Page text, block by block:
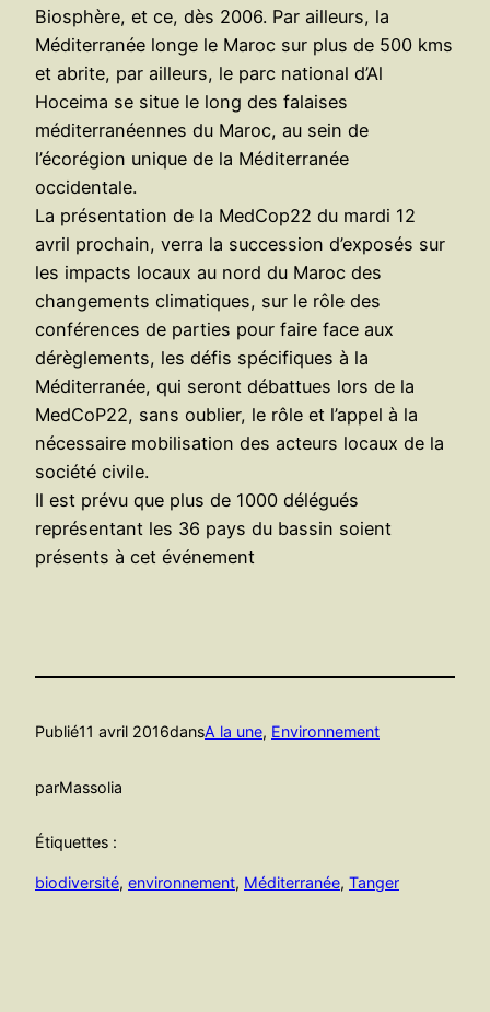
Biosphère, et ce, dès 2006. Par ailleurs, la
Méditerranée longe le Maroc sur plus de 500 kms
et abrite, par ailleurs, le parc national d’Al
Hoceima se situe le long des falaises
méditerranéennes du Maroc, au sein de
l’écorégion unique de la Méditerranée
occidentale.
La présentation de la MedCop22 du mardi 12
avril prochain, verra la succession d’exposés sur
les impacts locaux au nord du Maroc des
changements climatiques, sur le rôle des
conférences de parties pour faire face aux
dérèglements, les défis spécifiques à la
Méditerranée, qui seront débattues lors de la
MedCoP22, sans oublier, le rôle et l’appel à la
nécessaire mobilisation des acteurs locaux de la
société civile.
Il est prévu que plus de 1000 délégués
représentant les 36 pays du bassin soient
présents à cet événement
Publié11 avril 2016dansA la une, Environnement
parMassolia
Étiquettes :
biodiversité, environnement, Méditerranée, Tanger